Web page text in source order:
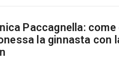
Paccagnella: come
la ginnasta con